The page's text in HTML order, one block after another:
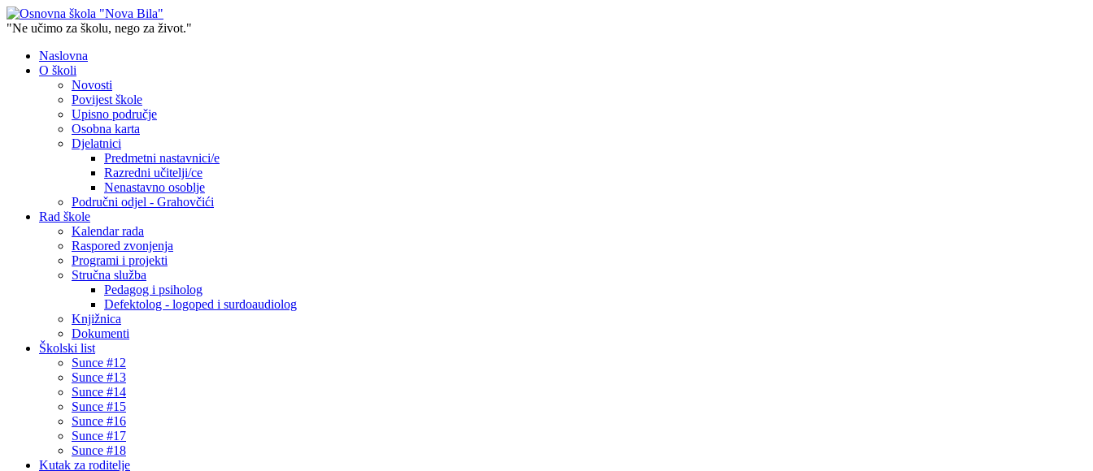
"Ne učimo za školu, nego za život."
Naslovna
O školi
Novosti
Povijest škole
Upisno područje
Osobna karta
Djelatnici
Predmetni nastavnici/e
Razredni učitelji/ce
Nenastavno osoblje
Područni odjel - Grahovčići
Rad škole
Kalendar rada
Raspored zvonjenja
Programi i projekti
Stručna služba
Pedagog i psiholog
Defektolog - logoped i surdoaudiolog
Knjižnica
Dokumenti
Školski list
Sunce #12
Sunce #13
Sunce #14
Sunce #15
Sunce #16
Sunce #17
Sunce #18
Kutak za roditelje